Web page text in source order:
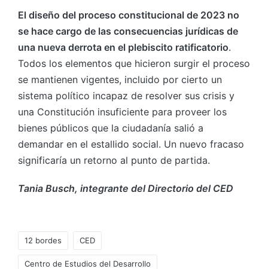
El diseño del proceso constitucional de 2023 no
se hace cargo de las consecuencias jurídicas de
una nueva derrota en el plebiscito ratificatorio.
Todos los elementos que hicieron surgir el proceso
se mantienen vigentes, incluido por cierto un
sistema político incapaz de resolver sus crisis y
una Constitución insuficiente para proveer los
bienes públicos que la ciudadanía salió a
demandar en el estallido social. Un nuevo fracaso
significaría un retorno al punto de partida.
Tania Busch, integrante del Directorio del CED
12 bordes CED
Centro de Estudios del Desarrollo